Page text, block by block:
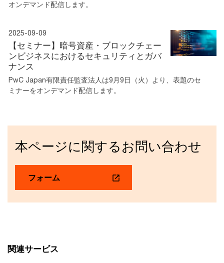
オンデマンド配信します。
2025-09-09
【セミナー】暗号資産・ブロックチェー
ンビジネスにおけるセキュリティとガバ
ナンス
PwC Japan有限責任監査法人は9月9日（火）より、表題のセ
ミナーをオンデマンド配信します。
本ページに関するお問い合わせ
フォーム
関連サービス